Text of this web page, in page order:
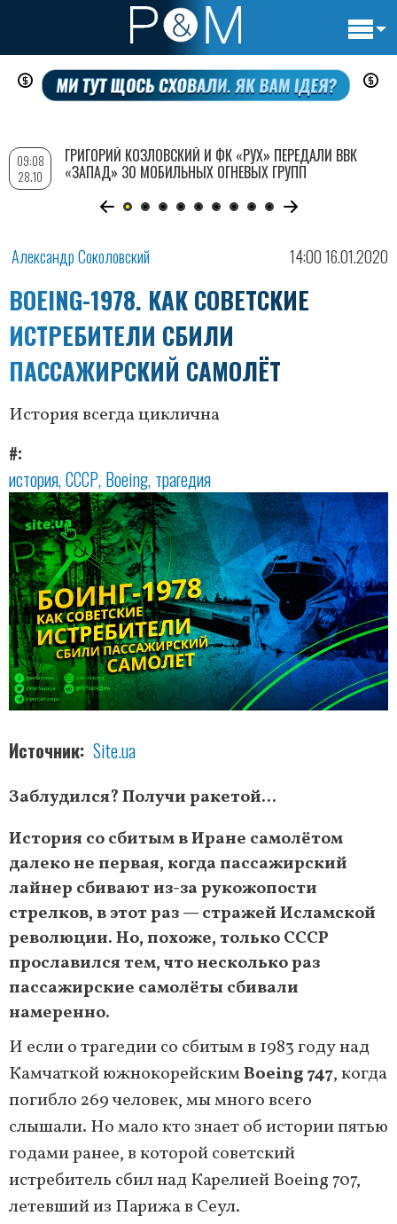
Перейти
содержанию
Александр Соколовский 14:00 16.01.2020
BOEING-1978. КАК СОВЕТСКИЕ
ИСТРЕБИТЕЛИ СБИЛИ
ПАССАЖИРСКИЙ САМОЛЁТ
История всегда циклична
#
история СССР Boeing трагедия
Источник Site.ua
Заблудился? Получи ракетой...
История со сбитым в Иране самолётом
далеко не первая, когда пассажирский
лайнер сбивают из-за рукожопости
стрелков, в этот раз — стражей Исламской
революции. Но, похоже, только СССР
прославился тем, что несколько раз
пассажирские самолёты сбивали
намеренно.
И если о трагедии со сбитым в 1983 году над
Камчаткой южнокорейскимBoeing 747, когда
погибло 269 человек, мы много всего
слышали. Но мало кто знает об истории пятью
годами ранее, в которой советский
истребитель сбил над Карелией Boeing 707,
летевший из Парижа в Сеул.
09:08
28.10
ГРИГОРИЙ КОЗЛОВСКИЙ И ФК «РУХ» ПЕРЕДАЛИ ВВК
«ЗАПАД» 30 МОБИЛЬНЫХ ОГНЕВЫХ ГРУПП